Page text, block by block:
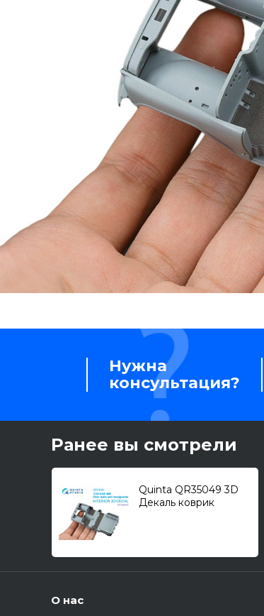
Нужна
консультация?
Ранее вы смотрели
Quinta QR35049 3D
Декаль коврик
О нас